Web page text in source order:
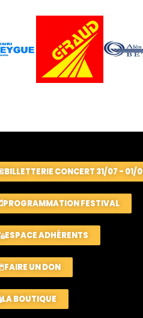
BILLETTERIE CONCERT 31/07 - 01/
PROGRAMMATION FESTIVAL
ESPACE ADHÉRENTS
FAIRE UN DON
LA BOUTIQUE